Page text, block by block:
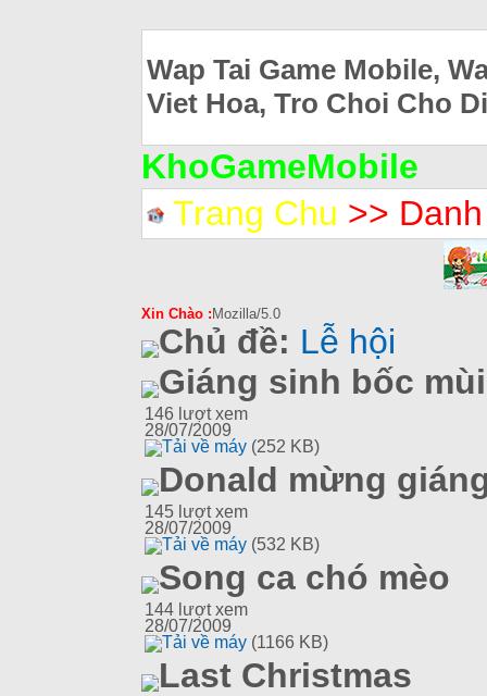
Wap Tai Game Mobile,
Viet Hoa, Tro Choi Cho
KhoGameMobile
Trang Chu >>
Xin Chào : Mozilla/5.0
Chủ đề: Lễ hội
Giáng sinh bốc mùi
146 lượt xem
28/07/2009
Tải về máy (252 KB)
Donald mừng
145 lượt xem
28/07/2009
Tải về máy (532 KB)
Song ca chó mèo
144 lượt xem
28/07/2009
Tải về máy (1166 KB)
Last Christmas